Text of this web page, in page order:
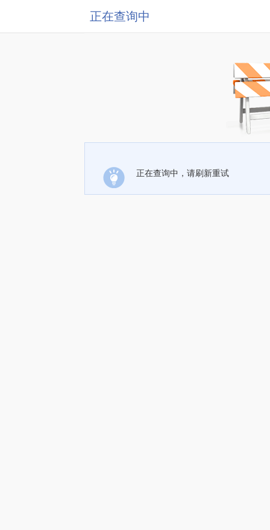
正在查询中
正在查询中，请刷新重试